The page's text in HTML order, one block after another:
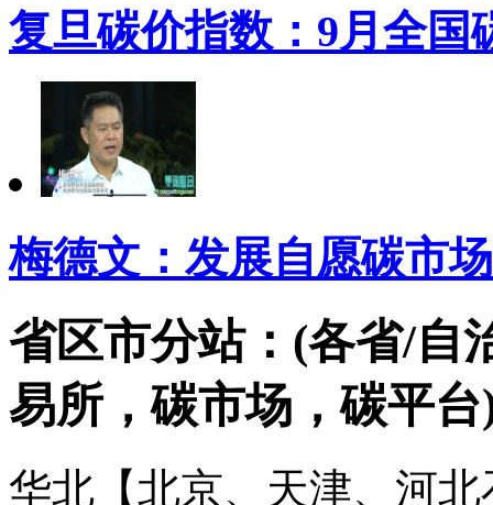
复旦碳价指数：9月全国
梅德文：发展自愿碳市
省区市分站：(各省/自
易所，碳市场，碳平台
华北【北京、天津、河